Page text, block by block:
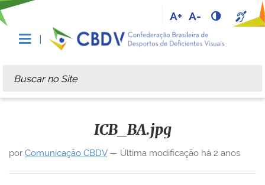
A+ A-
Busca
Busca Avançada…
ICB_BA.jpg
por Comunicação CBDV— Última modificação há 2 anos